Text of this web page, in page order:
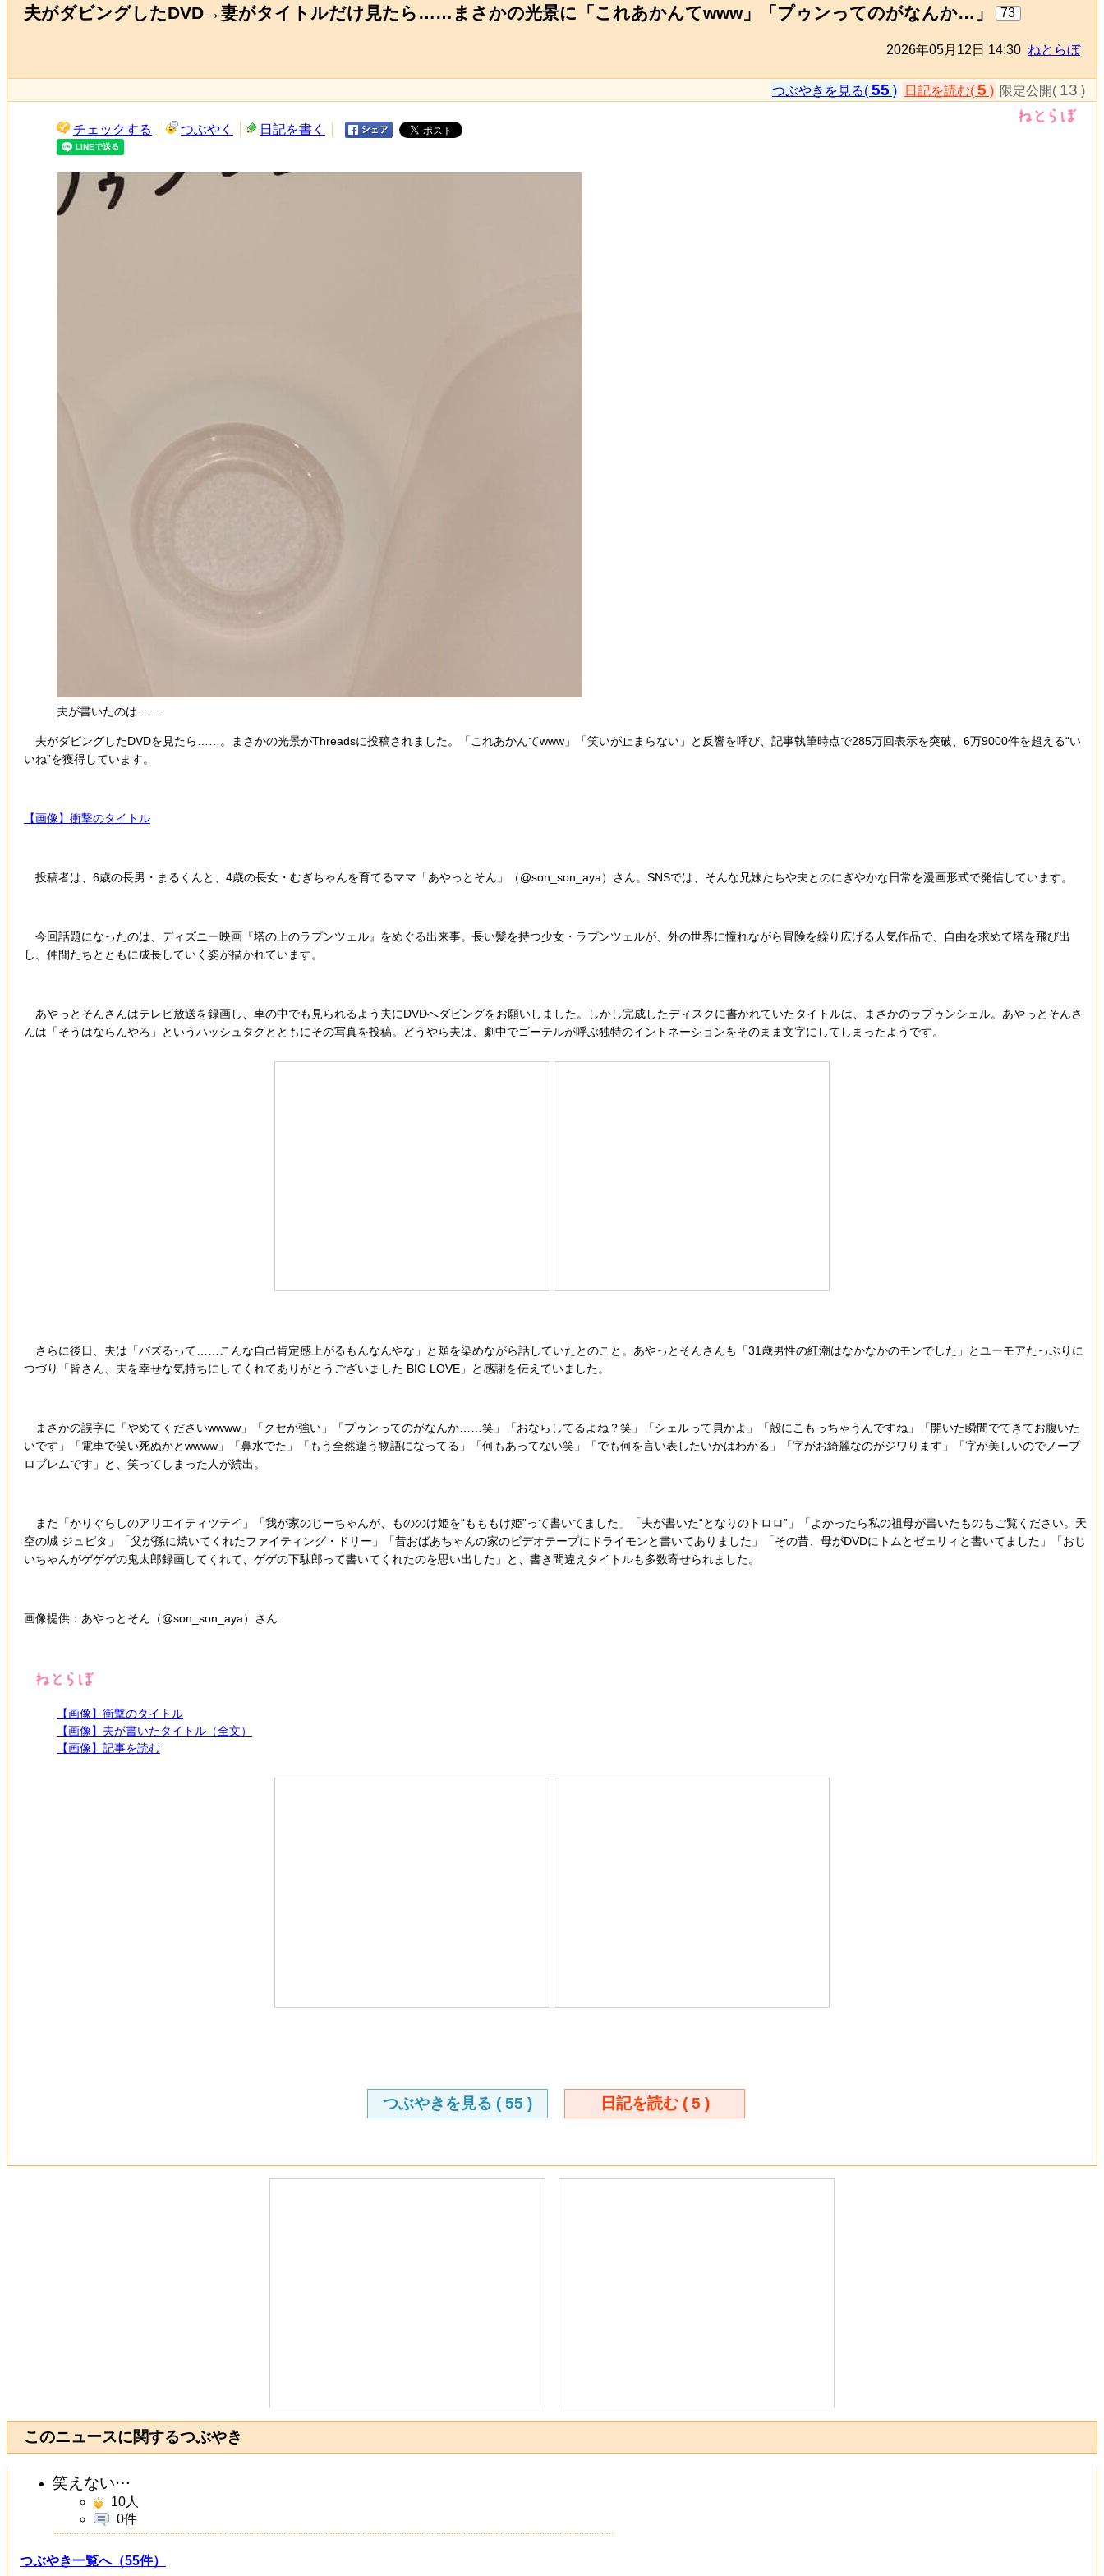
夫がダビングしたDVD→妻がタイトルだけ見たら……まさかの光景に「これあかんてwww」「プゥンってのがなんか…」 73
2026年05月12日 14:30 ねとらぼ
つぶやきを見る( 55 ) 日記を読む( 5 ) 限定公開( 13 )
チェックする つぶやく 日記を書く
夫が書いたのは……
夫がダビングしたDVDを見たら……。まさかの光景がThreadsに投稿されました。「これあかんてwww」「笑いが止まらない」と反響を呼び、記事執筆時点で285万回表示を突破、6万9000件を超える“い
いね”を獲得しています。
【画像】衝撃のタイトル
投稿者は、6歳の長男・まるくんと、4歳の長女・むぎちゃんを育てるママ「あやっとそん」（@son_son_aya）さん。SNSでは、そんな兄妹たちや夫とのにぎやかな日常を漫画形式で発信しています。
今回話題になったのは、ディズニー映画『塔の上のラプンツェル』をめぐる出来事。長い髪を持つ少女・ラプンツェルが、外の世界に憧れながら冒険を繰り広げる人気作品で、自由を求めて塔を飛び出
し、仲間たちとともに成長していく姿が描かれています。
あやっとそんさんはテレビ放送を録画し、車の中でも見られるよう夫にDVDへダビングをお願いしました。しかし完成したディスクに書かれていたタイトルは、まさかのラプゥンシェル。あやっとそんさ
んは「そうはならんやろ」というハッシュタグとともにその写真を投稿。どうやら夫は、劇中でゴーテルが呼ぶ独特のイントネーションをそのまま文字にしてしまったようです。
さらに後日、夫は「バズるって……こんな自己肯定感上がるもんなんやな」と頬を染めながら話していたとのこと。あやっとそんさんも「31歳男性の紅潮はなかなかのモンでした」とユーモアたっぷりに
つづり「皆さん、夫を幸せな気持ちにしてくれてありがとうございました BIG LOVE」と感謝を伝えていました。
まさかの誤字に「やめてくださいwwww」「クセが強い」「プゥンってのがなんか……笑」「おならしてるよね？笑」「シェルって貝かよ」「殻にこもっちゃうんですね」「開いた瞬間でてきてお腹いた
いです」「電車で笑い死ぬかとwwww」「鼻水でた」「もう全然違う物語になってる」「何もあってない笑」「でも何を言い表したいかはわかる」「字がお綺麗なのがジワります」「字が美しいのでノープ
ロブレムです」と、笑ってしまった人が続出。
また「かりぐらしのアリエイティツテイ」「我が家のじーちゃんが、もののけ姫を“もももけ姫”って書いてました」「夫が書いた“となりのトロロ”」「よかったら私の祖母が書いたものもご覧ください。天
空の城 ジュピタ」「父が孫に焼いてくれたファイティング・ドリー」「昔おばあちゃんの家のビデオテープにドライモンと書いてありました」「その昔、母がDVDにトムとゼェリィと書いてました」「おじ
いちゃんがゲゲゲの鬼太郎録画してくれて、ゲゲの下駄郎って書いてくれたのを思い出した」と、書き間違えタイトルも多数寄せられました。
画像提供：あやっとそん（@son_son_aya）さん
【画像】衝撃のタイトル
【画像】夫が書いたタイトル（全文）
【画像】記事を読む
つぶやきを見る ( 55 ) 日記を読む ( 5 )
このニュースに関するつぶやき
笑えない⋯
10人
0件
つぶやき一覧へ（55件）